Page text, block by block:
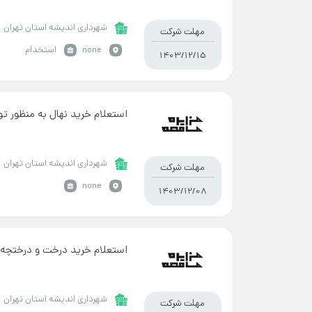
مهلت شرکت
1403/12/15
شهرداری اندیشه استان تهران
استخدام
مهلت شرکت
1403/12/08
استعلام خرید نهال به منظور
شهرداری اندیشه استان تهران
مهلت شرکت
استعلام خرید درخت و درختچه
شهرداری اندیشه استان تهران